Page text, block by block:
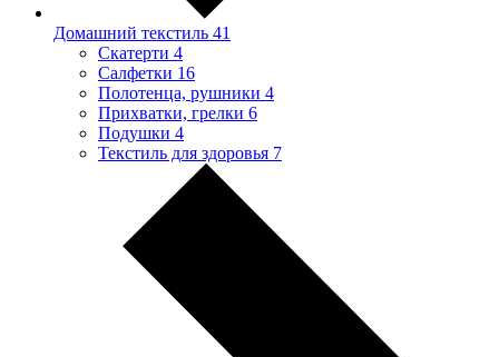
Домашний текстиль 41
Скатерти 4
Салфетки 16
Полотенца, рушники 4
Прихватки, грелки 6
Подушки 4
Текстиль для здоровья 7